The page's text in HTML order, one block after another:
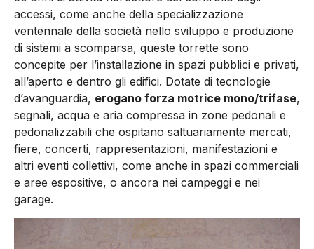
accessi, come anche della specializzazione
ventennale della società nello sviluppo e produzione
di sistemi a scomparsa, queste torrette sono
concepite per l’installazione in spazi pubblici e privati,
all’aperto e dentro gli edifici. Dotate di tecnologie
d’avanguardia, erogano forza motrice mono/trifase,
segnali, acqua e aria compressa in zone pedonali e
pedonalizzabili che ospitano saltuariamente mercati,
fiere, concerti, rappresentazioni, manifestazioni e
altri eventi collettivi, come anche in spazi commerciali
e aree espositive, o ancora nei campeggi e nei
garage.